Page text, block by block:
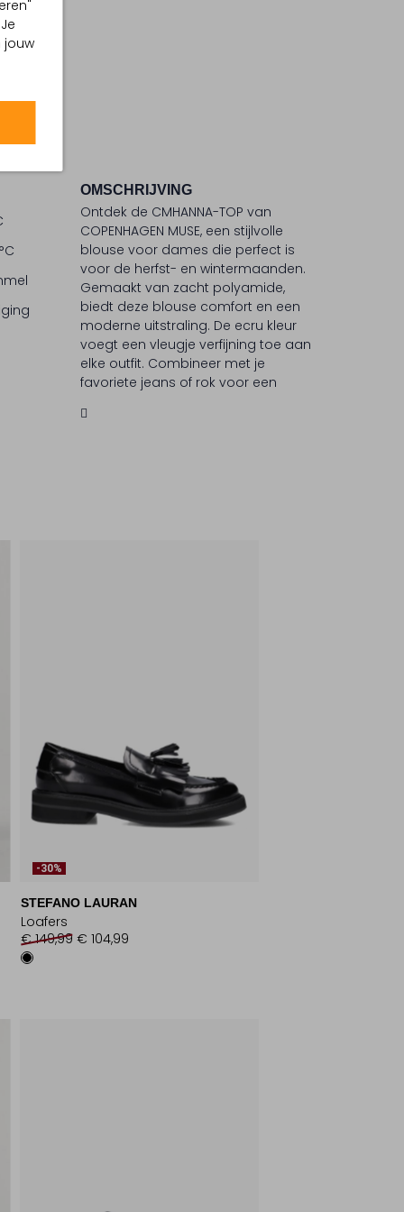
jouw
OMSCHRIJVING
Ontdek de CMHANNA-TOP van
COPENHAGEN MUSE, een stijlvolle
blouse voor dames die perfect is
voor de herfst- en wintermaanden.
Gemaakt van zacht polyamide,
biedt deze blouse comfort en een
moderne uitstraling. De ecru kleur
voegt een vleugje verfijning toe aan
elke outfit. Combineer met je
favoriete jeans of rok voor een
staat bekend om zijn eigentijdse
-30%
STEFANO LAURAN
Loafers
€ 149,99 € 104,99